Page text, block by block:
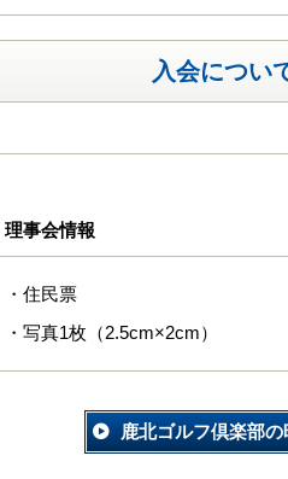
入会につい
理事会情報
・住民票
・写真1枚（2.5cm×2cm）
鹿北ゴルフ倶楽部